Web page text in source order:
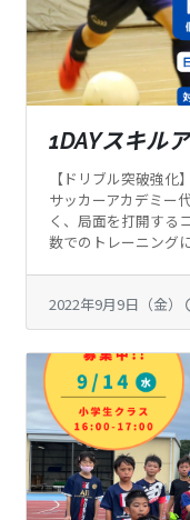
1DAYスキル
【ドリブル突破強
サッカーアカデミー
く、局面を打開する
数でのトレーニング
2022年9月9日（金）